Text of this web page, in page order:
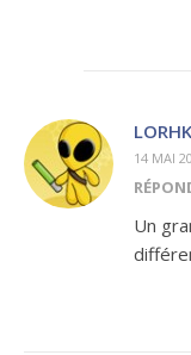
14 MAI
Un